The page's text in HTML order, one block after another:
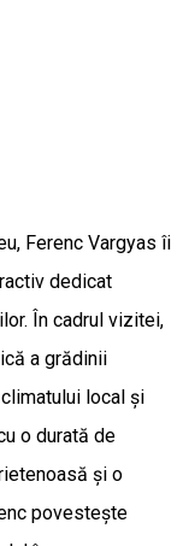
Ferenc Vargyas îi
dedicat
În cadrul vizitei,
a grădinii
local și
o durată de
și o
povestește